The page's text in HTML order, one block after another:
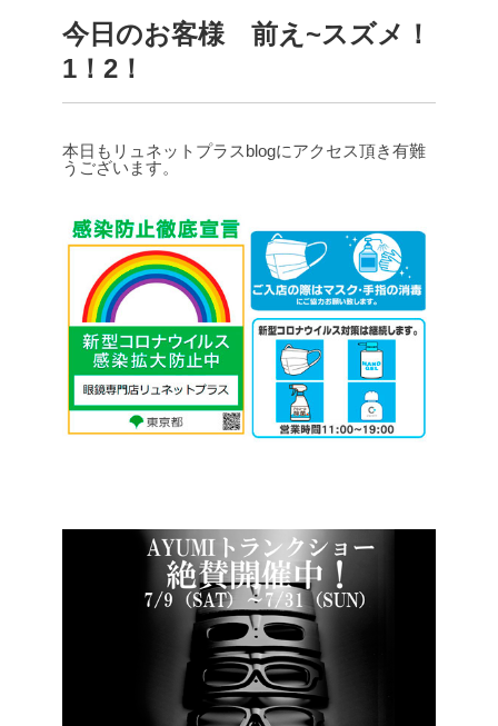
今日のお客様 前え~スズメ！
1！2！
本日もリュネットプラスblogにアクセス頂き有難
うございます。